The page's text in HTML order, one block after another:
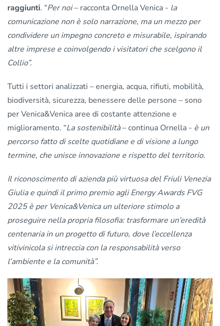
raggiunti. “Per noi– racconta Ornella Venica - la
comunicazione non è solo narrazione, ma un mezzo per
condividere un impegno concreto e misurabile, ispirando
altre imprese e coinvolgendo i visitatori che scelgono il
Collio”.
Tutti i settori analizzati – energia, acqua, rifiuti, mobilità,
biodiversità, sicurezza, benessere delle persone – sono
per Venica&Venica aree di costante attenzione e
miglioramento. “La sostenibilità– continua Ornella - è un
percorso fatto di scelte quotidiane e di visione a lungo
termine, che unisce innovazione e rispetto del territorio.
Il riconoscimento di azienda più virtuosa del Friuli Venezia
Giulia e quindi il primo premio agli Energy Awards FVG
2025 è per Venica&Venica un ulteriore stimolo a
proseguire nella propria filosofia: trasformare un’eredità
centenaria in un progetto di futuro, dove l’eccellenza
vitivinicola si intreccia con la responsabilità verso
l’ambiente e la comunità”.